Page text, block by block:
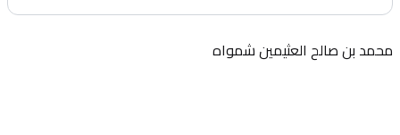
محمد بن صالح العثيمين شمواه